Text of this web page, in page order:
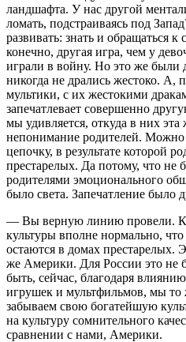
ландшафта. У нас другой
ломать, подстраиваясь под
развивать: знать и обращаться
конечно, другая игра, чем у
играли в войну. Но это же были
никогда не дрались жестоко. А,
мультики, с их жестокими
запечатлевает совершенно
мы удивляется, откуда в них эта
непонимание родителей. Можно
цепочку, в результате которой
престарелых. Да потому, что не
родителями эмоционального
было света. Запечатление было
— Вы верную линию провели.
культуры вполне нормально,
остаются в домах престарелых.
же Америки. Для России это
быть, сейчас, благодаря
игрушек и мультфильмов, мы
забываем свою богатейшую
на культуру сомнительного
сравнении с нами, Америки.